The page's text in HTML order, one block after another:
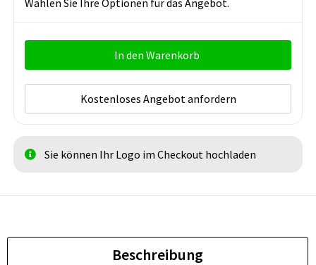
In den Warenkorb
Kostenloses Angebot anfordern
Sie können Ihr Logo im Checkout hochladen
Beschreibung